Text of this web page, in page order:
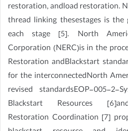
restoration, andload restoration.
thread linking thesestages is
each stage [5]. North
Corporation (NERC)is in the
Restoration andBlackstart
for the interconnectedNorth
revised standardsEOP-005-2-
Blackstart Resources
Restoration Coordination [7]